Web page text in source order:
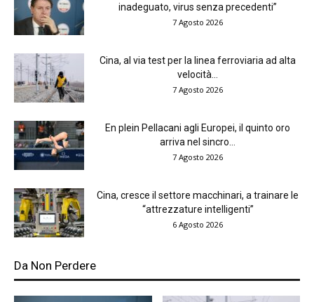
inadeguato, virus senza precedenti”
7 Agosto 2026
Cina, al via test per la linea ferroviaria ad alta
velocità...
7 Agosto 2026
En plein Pellacani agli Europei, il quinto oro
arriva nel sincro...
7 Agosto 2026
Cina, cresce il settore macchinari, a trainare le
“attrezzature intelligenti”
6 Agosto 2026
Da Non Perdere